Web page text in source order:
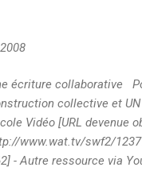
écriture collaborative
collective et
Vidéo [URL devenue
www.wat.tv/swf2/
- Autre ressource via